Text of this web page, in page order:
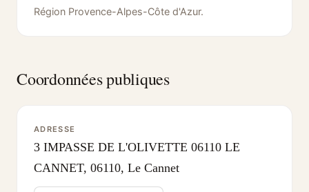
Région Provence-Alpes-Côte d'Azur.
Coordonnées publiques
ADRESSE
3 IMPASSE DE L'OLIVETTE 06110 LE
CANNET, 06110, Le Cannet